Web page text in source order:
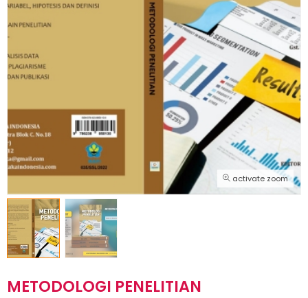
activate zoom
METODOLOGI PENELITIAN